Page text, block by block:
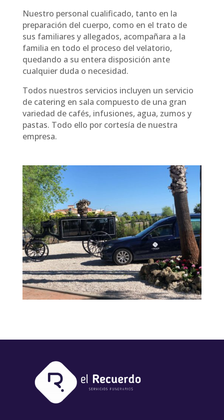
Nuestro personal cualificado, tanto en la
preparación del cuerpo, como en el trato de
sus familiares y allegados, acompañara a la
familia en todo el proceso del velatorio,
quedando a su entera disposición ante
cualquier duda o necesidad.
Todos nuestros servicios incluyen un servicio
de catering en sala compuesto de una gran
variedad de cafés, infusiones, agua, zumos y
pastas. Todo ello por cortesía de nuestra
empresa.